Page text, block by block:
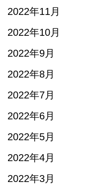
2022年11月
2022年10月
2022年9月
2022年8月
2022年7月
2022年6月
2022年5月
2022年4月
2022年3月